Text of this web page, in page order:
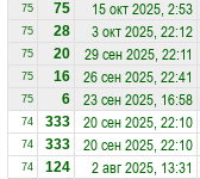
75 75 15 окт 2025, 2:53
75 28 3 окт 2025, 22:12
75 20 29 сен 2025, 22:11
75 16 26 сен 2025, 22:41
75 6 23 сен 2025, 16:58
74 333 20 сен 2025, 22:10
74 333 20 сен 2025, 22:10
74 124 2 авг 2025, 13:31